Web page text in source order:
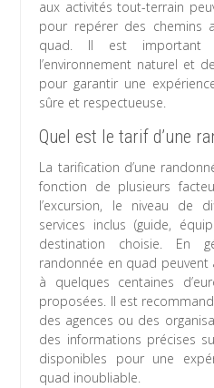
aux activités tout-terrain
pour repérer des chemins
quad. Il est important
l’environnement naturel et
pour garantir une
sûre et respectueuse.
Quel est le tarif d’une
La tarification d’une
fonction de plusieurs
l’excursion, le niveau de
services inclus (guide,
destination choisie. En
randonnée en quad
à quelques centaines
proposées. Il est
des agences ou des
des informations précises
disponibles pour une
quad inoubliable.